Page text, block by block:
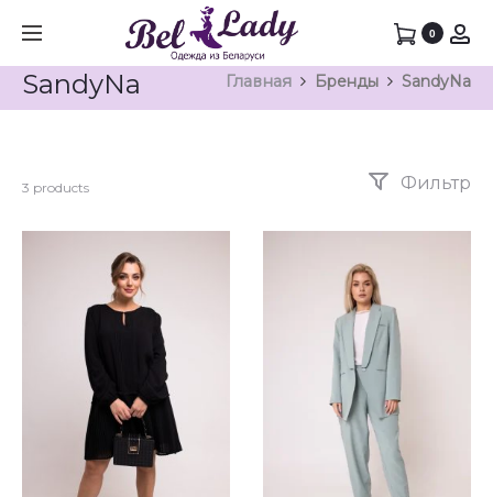
0
SandyNa Главная Бренды SandyNa
3 products Фильтр